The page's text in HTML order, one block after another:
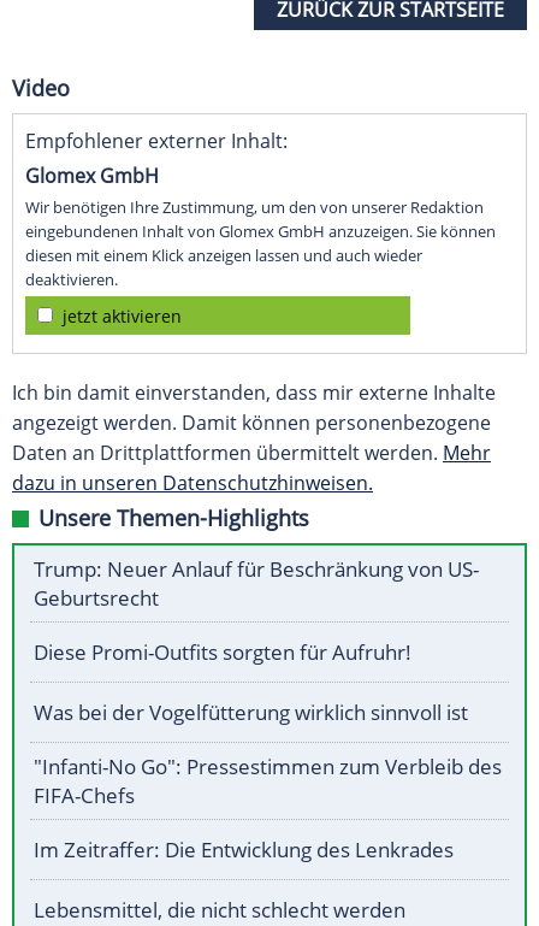
ZURÜCK ZUR STARTSEITE
Video
Empfohlener externer Inhalt:
Glomex GmbH
Wir benötigen Ihre Zustimmung, um den von unserer Redaktion
eingebundenen Inhalt von Glomex GmbH anzuzeigen. Sie können
diesen mit einem Klick anzeigen lassen und auch wieder
deaktivieren.
jetzt aktivieren
Ich bin damit einverstanden, dass mir externe Inhalte
angezeigt werden. Damit können personenbezogene
Daten an Drittplattformen übermittelt werden. Mehr
dazu in unseren Datenschutzhinweisen.
Unsere Themen-Highlights
Trump: Neuer Anlauf für Beschränkung von US-
Geburtsrecht
Diese Promi-Outfits sorgten für Aufruhr!
Was bei der Vogelfütterung wirklich sinnvoll ist
"Infanti-No Go": Pressestimmen zum Verbleib des
FIFA-Chefs
Im Zeitraffer: Die Entwicklung des Lenkrades
Lebensmittel, die nicht schlecht werden